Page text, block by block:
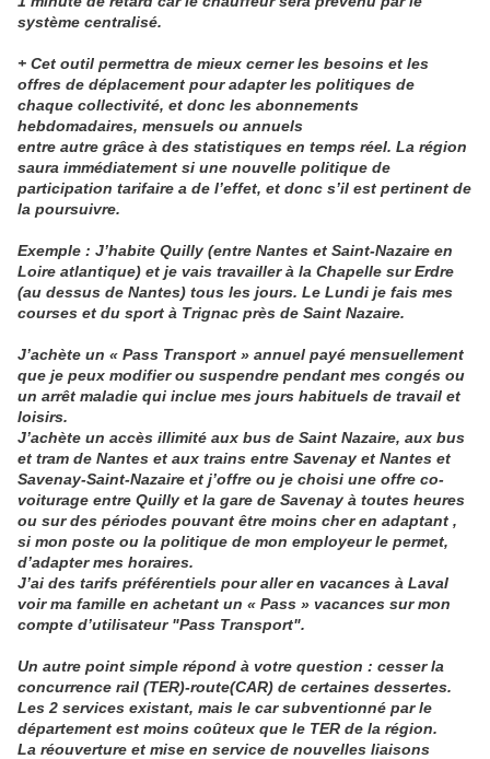
système centralisé.
+ Cet outil permettra de mieux cerner les besoins et les
offres de déplacement pour adapter les politiques de
chaque collectivité, et donc les abonnements
hebdomadaires, mensuels ou annuels
entre autre grâce à des statistiques en temps réel. La région
saura immédiatement si une nouvelle politique de
participation tarifaire a de l’effet, et donc s’il est pertinent de
la poursuivre.
Exemple : J’habite Quilly (entre Nantes et Saint-Nazaire en
Loire atlantique) et je vais travailler à la Chapelle sur Erdre
(au dessus de Nantes) tous les jours. Le Lundi je fais mes
courses et du sport à Trignac près de Saint Nazaire.
J’achète un « Pass Transport » annuel payé mensuellement
que je peux modifier ou suspendre pendant mes congés ou
un arrêt maladie qui inclue mes jours habituels de travail et
loisirs.
J’achète un accès illimité aux bus de Saint Nazaire, aux bus
et tram de Nantes et aux trains entre Savenay et Nantes et
Savenay-Saint-Nazaire et j’offre ou je choisi une offre co-
voiturage entre Quilly et la gare de Savenay à toutes heures
ou sur des périodes pouvant être moins cher en adaptant ,
si mon poste ou la politique de mon employeur le permet,
d’adapter mes horaires.
J’ai des tarifs préférentiels pour aller en vacances à Laval
voir ma famille en achetant un « Pass » vacances sur mon
compte d’utilisateur "Pass Transport".
Un autre point simple répond à votre question : cesser la
concurrence rail (TER)-route(CAR) de certaines dessertes.
Les 2 services existant, mais le car subventionné par le
département est moins coûteux que le TER de la région.
La réouverture et mise en service de nouvelles liaisons